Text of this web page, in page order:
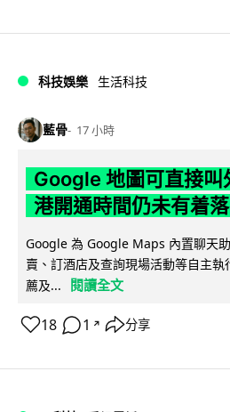
科技娛樂 生活科技
藍骨 17 小時
Google 地圖可直接
港開通時間仍未有着落
Google 為 Google Maps 內置聊天
賣、訂酒店及查詢現場活動等自主
薦及...
閱讀全文
18 1 ↗ 分享